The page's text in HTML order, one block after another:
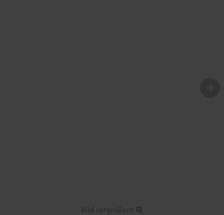
Bild vergrößern